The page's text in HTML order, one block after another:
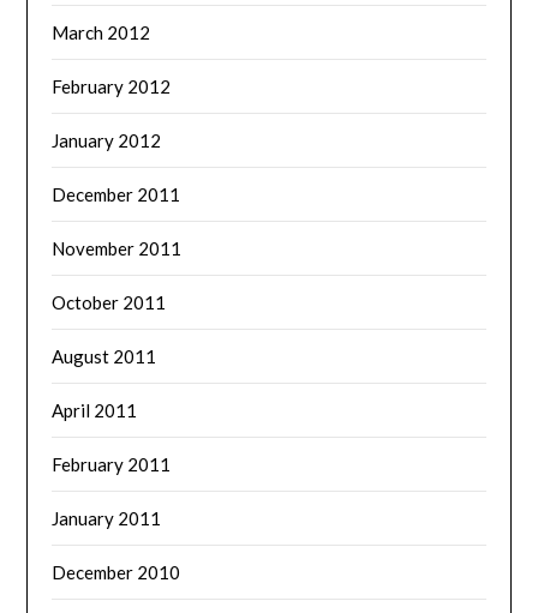
March 2012
February 2012
January 2012
December 2011
November 2011
October 2011
August 2011
April 2011
February 2011
January 2011
December 2010